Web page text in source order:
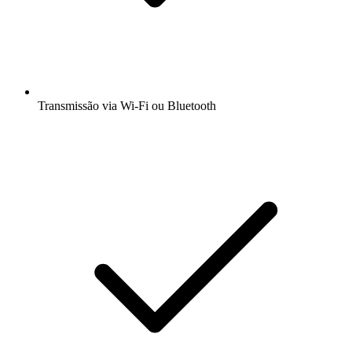
Transmissão via Wi-Fi ou Bluetooth